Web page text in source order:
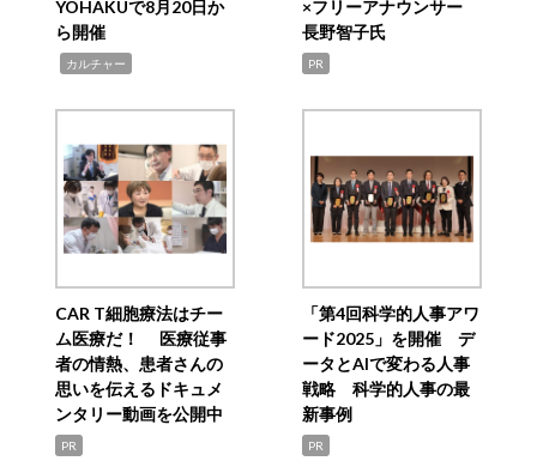
YOHAKUで8月20日か
ら開催
カルチャー
×フリーアナウンサー
長野智子氏
PR
CAR T細胞療法はチー
ム医療だ！ 医療従事
者の情熱、患者さんの
思いを伝えるドキュメ
ンタリー動画を公開中
PR
「第4回科学的人事アワ
ード2025」を開催 デ
ータとAIで変わる人事
戦略 科学的人事の最
新事例
PR